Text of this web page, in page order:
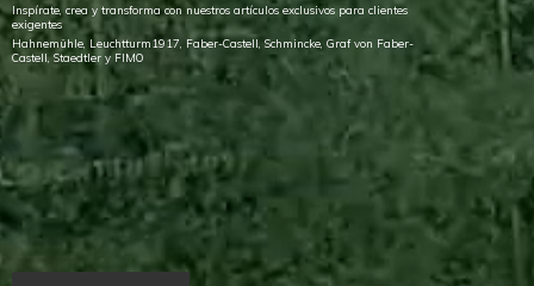
Inspírate, crea y transforma con nuestros artículos exclusivos para clientes
exigentes
Hahnemühle, Leuchtturm1917, Faber-Castell, Schmincke, Graf von Faber-
Castell, Staedtler y FIMO